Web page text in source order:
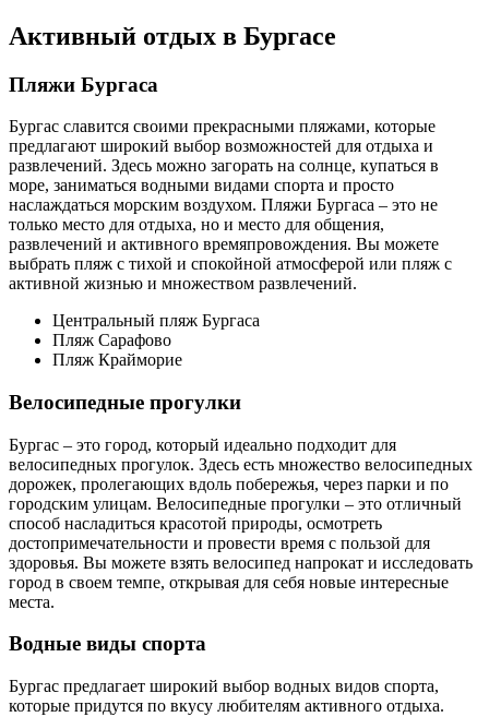
Активный отдых в Бургасе
Пляжи Бургаса
Бургас славится своими прекрасными пляжами, которые
предлагают широкий выбор возможностей для отдыха и
развлечений. Здесь можно загорать на солнце, купаться в
море, заниматься водными видами спорта и просто
наслаждаться морским воздухом. Пляжи Бургаса – это не
только место для отдыха, но и место для общения,
развлечений и активного времяпровождения. Вы можете
выбрать пляж с тихой и спокойной атмосферой или пляж с
активной жизнью и множеством развлечений.
Центральный пляж Бургаса
Пляж Сарафово
Пляж Крайморие
Велосипедные прогулки
Бургас – это город, который идеально подходит для
велосипедных прогулок. Здесь есть множество велосипедных
дорожек, пролегающих вдоль побережья, через парки и по
городским улицам. Велосипедные прогулки – это отличный
способ насладиться красотой природы, осмотреть
достопримечательности и провести время с пользой для
здоровья. Вы можете взять велосипед напрокат и исследовать
город в своем темпе, открывая для себя новые интересные
места.
Водные виды спорта
Бургас предлагает широкий выбор водных видов спорта,
которые придутся по вкусу любителям активного отдыха.